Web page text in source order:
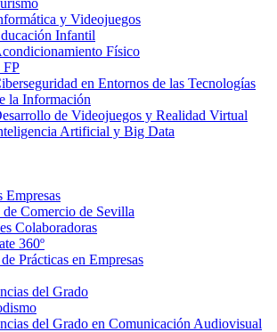
y Videojuegos
Infantil
Físico
FP
en Entornos de las Tecnologías
la Información
de Videojuegos y Realidad Virtual
Artificial y Big Data
Empresas
de Comercio de Sevilla
Colaboradoras
360º
Prácticas en Empresas
del Grado
del Grado en Comunicación Audiovisual